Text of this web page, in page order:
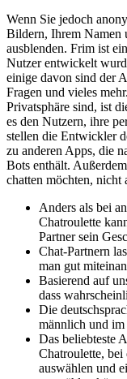
Wenn Sie jedoch
Bildern, Ihrem Namen
ausblenden. Frim ist
Nutzer entwickelt
einige davon sind der
Fragen und vieles
Privatsphäre sind, ist
es den Nutzern, ihre
stellen die Entwickler
zu anderen Apps, die
Bots enthält.
chatten möchten, nicht
Anders als bei
Chatroulette
Partner sein
Chat-Partnern
man gut
Basierend auf
dass
Die
männlich und
Das beliebteste
Chatroulette, bei
auswählen und